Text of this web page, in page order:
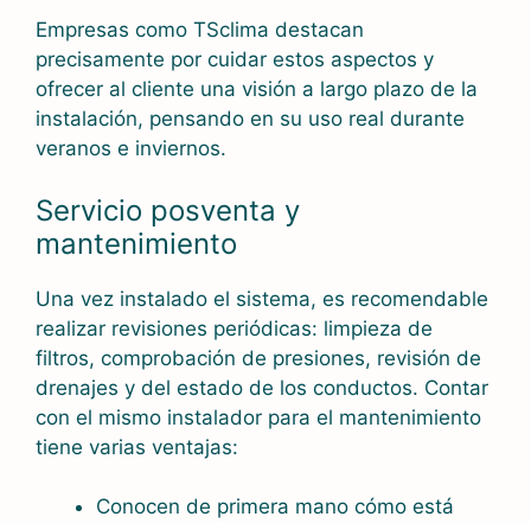
Empresas como TSclima destacan
precisamente por cuidar estos aspectos y
ofrecer al cliente una visión a largo plazo de la
instalación, pensando en su uso real durante
veranos e inviernos.
Servicio posventa y
mantenimiento
Una vez instalado el sistema, es recomendable
realizar revisiones periódicas: limpieza de
filtros, comprobación de presiones, revisión de
drenajes y del estado de los conductos. Contar
con el mismo instalador para el mantenimiento
tiene varias ventajas:
Conocen de primera mano cómo está